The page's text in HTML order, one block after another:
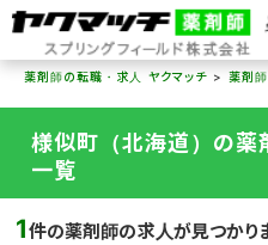
薬剤師の転職・求人 ヤクマッチ
薬剤
様似町（北海道）の薬
一覧
1件の薬剤師の求人が見つかり